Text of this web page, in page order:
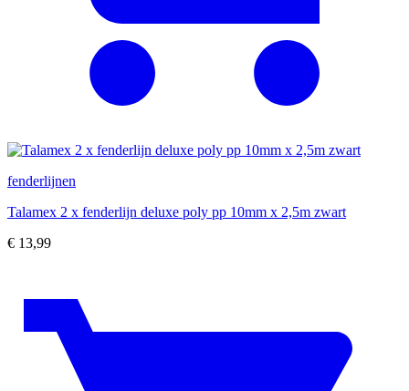
fenderlijnen
Talamex 2 x fenderlijn deluxe poly pp 10mm x 2,5m zwart
€ 13,99